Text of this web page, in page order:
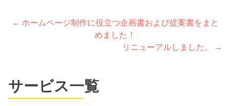
Post
← ホームページ制作に役立つ企画書および提案書をまと
めました！
リニューアルしました。
→
サービス一覧